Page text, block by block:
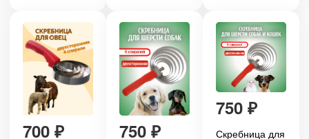
700 ₽ 750 ₽
750 ₽
Скребница для